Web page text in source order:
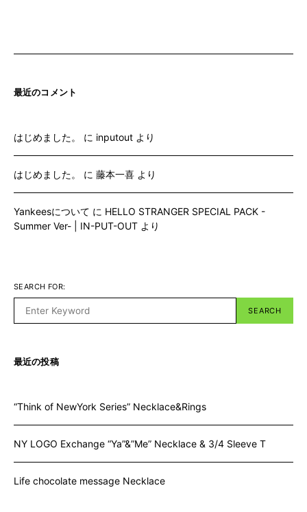
最近のコメント
はじめました。 に inputout より
はじめました。 に 藤本一喜 より
Yankeesについて に HELLO STRANGER SPECIAL PACK -
Summer Ver- | IN-PUT-OUT より
SEARCH FOR:
SEARCH
最近の投稿
“Think of NewYork Series” Necklace&Rings
NY LOGO Exchange “Ya”&”Me” Necklace & 3/4 Sleeve T
Life chocolate message Necklace